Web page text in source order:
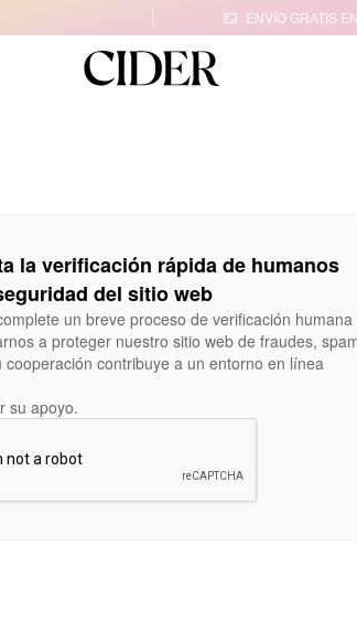
ENVÍO GRATIS
la verificación rápida de humanos
del sitio web
un breve proceso de verificación humana
a proteger nuestro sitio web de fraudes,
cooperación contribuye a un entorno en línea
su apoyo.